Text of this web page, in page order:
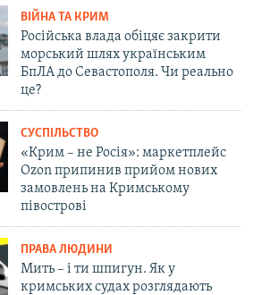
ВІЙНА ТА КРИМ
Російська влада обіцяє закрити
морський шлях українським
БпЛА до Севастополя. Чи реально
це?
СУСПІЛЬСТВО
«Крим – не Росія»: маркетплейс
Ozon припинив прийом нових
замовлень на Кримському
півострові
ПРАВА ЛЮДИНИ
Мить – і ти шпигун. Як у
кримських судах розглядають